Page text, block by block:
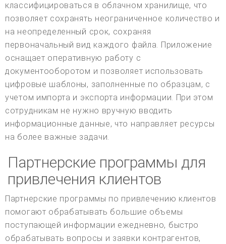
классифицироваться в облачном хранилище, что
позволяет сохранять неограниченное количество и
на неопределенный срок, сохраняя
первоначальный вид каждого файла. Приложение
оснащает оперативную работу с
документооборотом и позволяет использовать
цифровые шаблоны, заполненные по образцам, с
учетом импорта и экспорта информации. При этом
сотрудникам не нужно вручную вводить
информационные данные, что направляет ресурсы
на более важные задачи.
Партнерские программы для
привлечения клиентов
Партнерские программы по привлечению клиентов
помогают обрабатывать большие объемы
поступающей информации ежедневно, быстро
обрабатывать вопросы и заявки контрагентов,